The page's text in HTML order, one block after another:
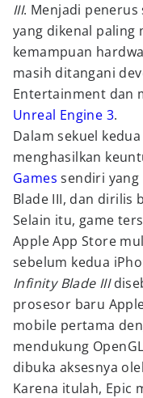
III. Menjadi penerus
yang dikenal paling
kemampuan
masih ditangani
Entertainment dan
Unreal Engine 3.
Dalam sekuel
menghasilkan
Games sendiri
Blade III, dan dirilis
Selain itu, game
Apple App Store
sebelum kedua
Infinity Blade III
prosesor baru
mobile pertama
mendukung
dibuka aksesnya
Karena itulah, Epic